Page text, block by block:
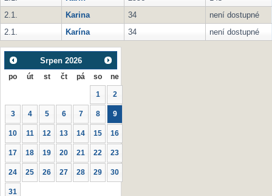
2.1.
Karina 34
není dostupné
2.1.
Karína 34 není dostupné
Srpen 2026
po út st čt pá so ne
1 2
3 4 5 6 7 8 9
10 11 12 13 14 15 16
17 18 19 20 21 22 23
24 25 26 27 28 29 30
31